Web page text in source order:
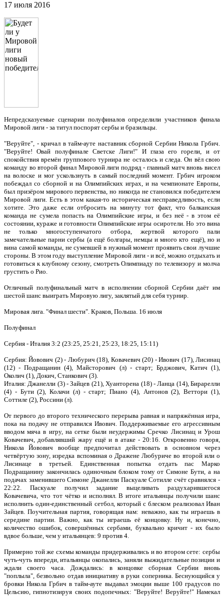
17 июля 2016
Непредсказуемые сценарии полуфиналов определили участников финала
Мировой лиги - за титул поспорят сербы и бразильцы.
"Веруйте", - кричал в тайм-ауте наставник сборной Сербии Никола Грбич.
"Веруйте! Овай полуфинале Светске Лиги!" И глаза его горели, и от
спокойствия времён группового турнира не осталось и следа. Он вёл свою
команду во второй финал Мировой лиги подряд - главный матч вновь висел
на волоске и мог ускользнуть в самый последний момент. Грбич игроком
побеждал со сборной и на Олимпийских играх, и на чемпионате Европы,
был призёром мирового первенства, но никогда не становился победителем
Мировой лиги. Есть в этом какая-то историческая несправедливость, если
хотите. Это даже если отбросить на минуту тот факт, что балканская
команда не сумела попасть на Олимпийские игры, и без неё - в этом её
состоянии, кураже и готовности Олимпийские игры осиротели. Но это вина
не только многоступенчатого отбора, жертвой которого пали
замечательные парни сербы (а ещё болгары, немцы и много кто ещё), но и
вина самой команды, не сумевшей в нужный момент проявить свои лучшие
стороны. В этом году выступление Мировой лиги - и всё, можно отдыхать и
готовиться к клубному сезону, смотреть Олимпиаду по телевизору и молча
грустить о Рио.
Отличный полуфинальный матч в исполнении сборной Сербии даёт им
шестой шанс выиграть Мировую лигу, заклятый для себя турнир.
Мировая лига. "Финал шести". Краков, Польша. 16 июля
Полуфинал
Сербия - Италия 3:2 (23:25, 25:21, 25:23, 18:25, 15:11)
Сербия: Йовович (2) - Любурич (18), Ковачевич (20) - Ивович (17), Лисинац
(12) - Подращанин (4), Майсторович (л) - старт; Брджович, Катич (1),
Околич (1), Докич, Станкович (3).
Италия: Джанелли (3) - Зайцев (21), Хуанторена (18) - Ланца (14), Бирарелли
(4) - Бути (2), Колачи (л) - старт; Пиано (4), Антонов (2), Веттори (1),
Соттиле (2), Россини (л).
От первого до второго технического перерыва равная и напряжённая игра,
пока на подачу не отправился Ивович. Поддерживаемые его агрессивным
вводом мяча в игру, на сетке были неудержимы Сречко Лисинац и Урош
Ковачевич, добавлявший жару ещё и в атаке - 20:16. Откровенно говоря,
Никола Йовович вообще предпочитал действовать в основном через
четвёртую зону, изредка вспоминая о Дражене Любуриче во второй или о
Лисинаце в третьей. Единственная попытка отдать пас Марко
Подращанину закончилась одиночным блоком тому от Симоне Бути, а на
подачах заменившего Симоне Джанелли Паскуале Сотилле счёт сравнялся -
22:22. Паскуале получил задание выцеливать раздухарившегося
Ковачевича, что тот чётко и исполнял. В итоге итальянцы получили шанс
исполнить один-единственный сетбол, который с блеском реализовал Иван
Зайцев. Поучительная партия, говорящая нам: неважно, как ты играешь в
середине партии. Важно, как ты играешь её концовку. Ну и, конечно,
количество ошибок, совершённых сербами, буквально кричит - их было
вдвое больше, чем у итальянцев: 9 против 4.
Примерно той же схемы команды придерживались и во втором сете: сербы
чуть-чуть впереди, итальянцы окопались, заняли выжидательные позиции и
ждали своего часа. Дождались: в концовке сборная Сербии вновь
"поплыла", безвольно отдав инициативу в руки соперника. Беснующийся у
бровки Никола Грбич в тайм-ауте выдавал эмоции выше 100 градусов по
Цельсию, гипнотизируя своих подопечных: "Веруйте! Веруйте!" Намекал